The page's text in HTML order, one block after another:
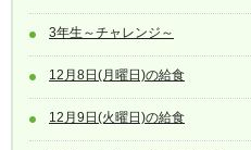
3年生～チャレンジ～
12月8日(月曜日)の給食
12月9日(火曜日)の給食